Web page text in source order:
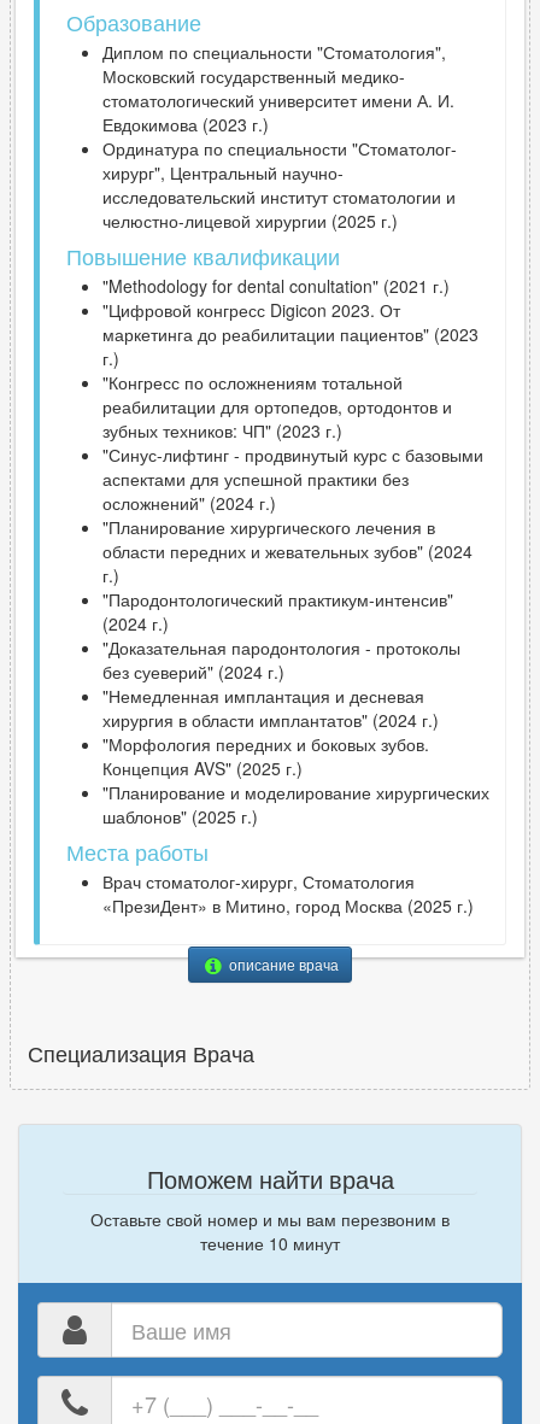
Образование
Диплом по специальности "Стоматология",
Московский государственный медико-
стоматологический университет имени А. И.
Евдокимова (2023 г.)
Ординатура по специальности "Стоматолог-
хирург", Центральный научно-
исследовательский институт стоматологии и
челюстно-лицевой хирургии (2025 г.)
Повышение квалификации
"Methodology for dental conultation" (2021 г.)
"Цифровой конгресс Digicon 2023. От
маркетинга до реабилитации пациентов" (2023
г.)
"Конгресс по осложнениям тотальной
реабилитации для ортопедов, ортодонтов и
зубных техников: ЧП" (2023 г.)
"Синус-лифтинг - продвинутый курс с базовыми
аспектами для успешной практики без
осложнений" (2024 г.)
"Планирование хирургического лечения в
области передних и жевательных зубов" (2024
г.)
"Пародонтологический практикум-интенсив"
(2024 г.)
"Доказательная пародонтология - протоколы
без суеверий" (2024 г.)
"Немедленная имплантация и десневая
хирургия в области имплантатов" (2024 г.)
"Морфология передних и боковых зубов.
Концепция AVS" (2025 г.)
"Планирование и моделирование хирургических
шаблонов" (2025 г.)
Места работы
Врач стоматолог-хирург, Стоматология
«ПрезиДент» в Митино, город Москва (2025 г.)
описание врача
Специализация Врача
Поможем найти врача
Оставьте свой номер и мы вам перезвоним в
течение 10 минут
номер